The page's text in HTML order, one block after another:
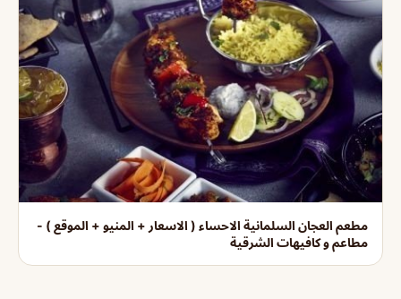
مطعم العجان السلمانية الاحساء ( الاسعار + المنيو + الموقع ) -
مطاعم و كافيهات الشرقية